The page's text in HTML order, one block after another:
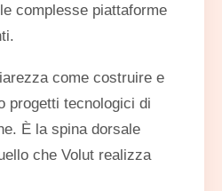
complesse piattaforme
come costruire e
progetti tecnologici di
È la spina dorsale
che Volut realizza